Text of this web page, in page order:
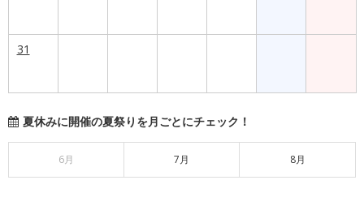
31
夏休みに開催の夏祭りを月ごとにチェック！
6月 7月 8月